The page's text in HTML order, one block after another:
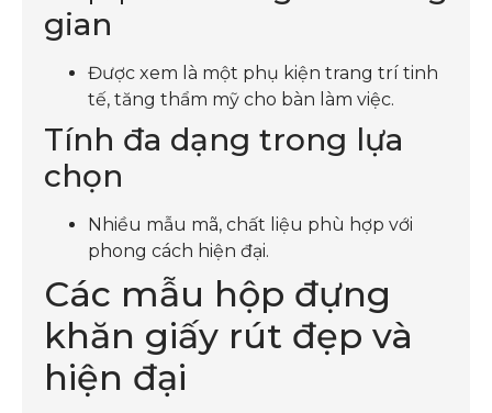
gian
Được xem là một phụ kiện trang trí tinh
tế, tăng thẩm mỹ cho bàn làm việc.
Tính đa dạng trong lựa
chọn
Nhiều mẫu mã, chất liệu phù hợp với
phong cách hiện đại.
Các mẫu hộp đựng
khăn giấy rút đẹp và
hiện đại